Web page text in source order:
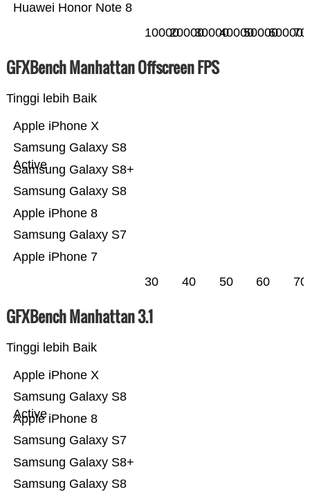
Huawei Honor Note 8
100002000030000400005000060000
GFXBench Manhattan Offscreen FPS
Tinggi lebih Baik
Apple iPhone 7
Samsung Galaxy S7
Apple iPhone 8
Samsung Galaxy S8
Samsung Galaxy S8+
Samsung Galaxy S8
Active
Apple iPhone X
30 40 50 60 70
GFXBench Manhattan 3.1
Tinggi lebih Baik
Samsung Galaxy S8
Samsung Galaxy S8+
Samsung Galaxy S7
Apple iPhone 8
Samsung Galaxy S8
Active
Apple iPhone X